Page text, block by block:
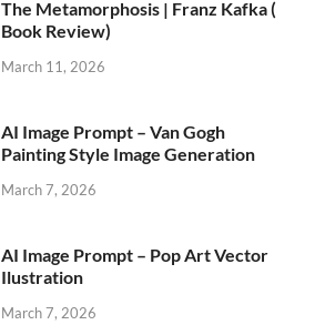
The Metamorphosis | Franz Kafka (
Book Review)
March 11, 2026
AI Image Prompt – Van Gogh
Painting Style Image Generation
March 7, 2026
AI Image Prompt – Pop Art Vector
Ilustration
March 7, 2026